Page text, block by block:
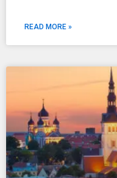
READ MORE »